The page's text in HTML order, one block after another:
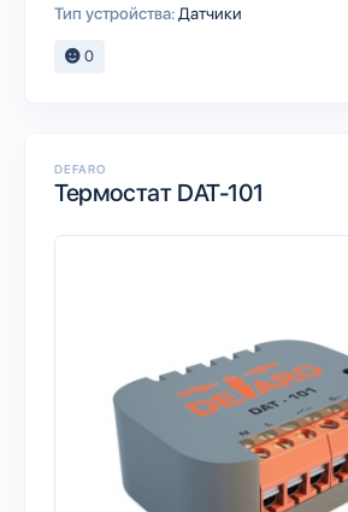
Тип устройства: Датчики
0
DEFARO
Термостат DAT-101